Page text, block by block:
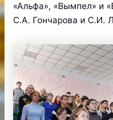
«Альфа», «Вымпел» и
С.А. Гончарова и С.И.